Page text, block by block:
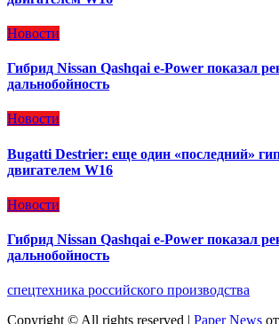
Новости
Гибрид Nissan Qashqai e-Power показал
дальнобойность
Новости
Bugatti Destrier: еще один «последний»
двигателем W16
Новости
Гибрид Nissan Qashqai e-Power показал
дальнобойность
спецтехника российского производства
Copyright © All rights reserved | Paper News от